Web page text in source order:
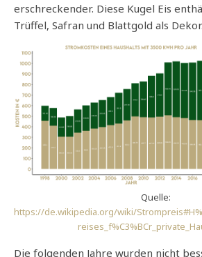
erschreckender. Diese Kugel Eis
Trüffel, Safran und Blattgold als Dekor.
Quelle:
https://de.wikipedia.org/wiki/
Die folgenden Jahre wurden nicht